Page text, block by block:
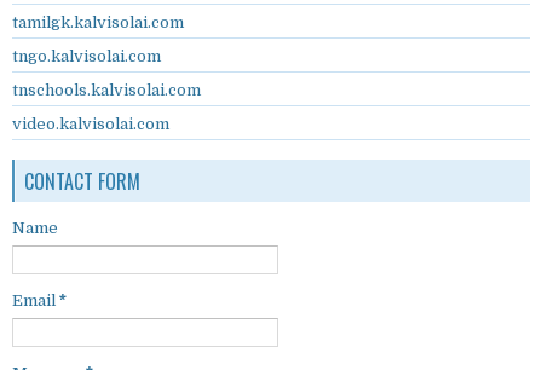
tamilgk.kalvisolai.com
tngo.kalvisolai.com
tnschools.kalvisolai.com
video.kalvisolai.com
CONTACT FORM
Name
Email *